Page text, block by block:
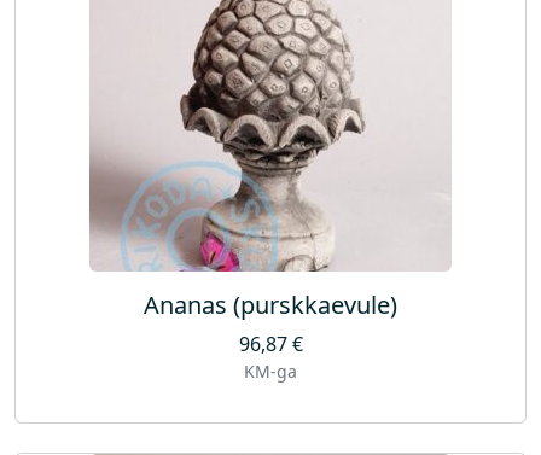
Ananas (purskkaevule)
96,87€
KM-ga